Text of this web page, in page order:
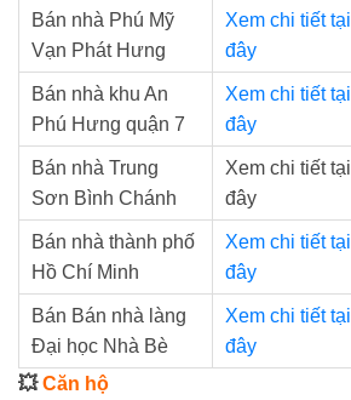
Bán nhà Phú Mỹ
Vạn Phát Hưng
Xem chi tiết tại
đây
Bán nhà khu An
Phú Hưng quận 7
Xem chi tiết tại
đây
Bán nhà Trung
Sơn Bình Chánh
Xem chi tiết tại
đây
Bán nhà thành phố
Hồ Chí Minh
Xem chi tiết tại
đây
Bán Bán nhà làng
Đại học Nhà Bè
Xem chi tiết tại
đây
💥Căn hộ